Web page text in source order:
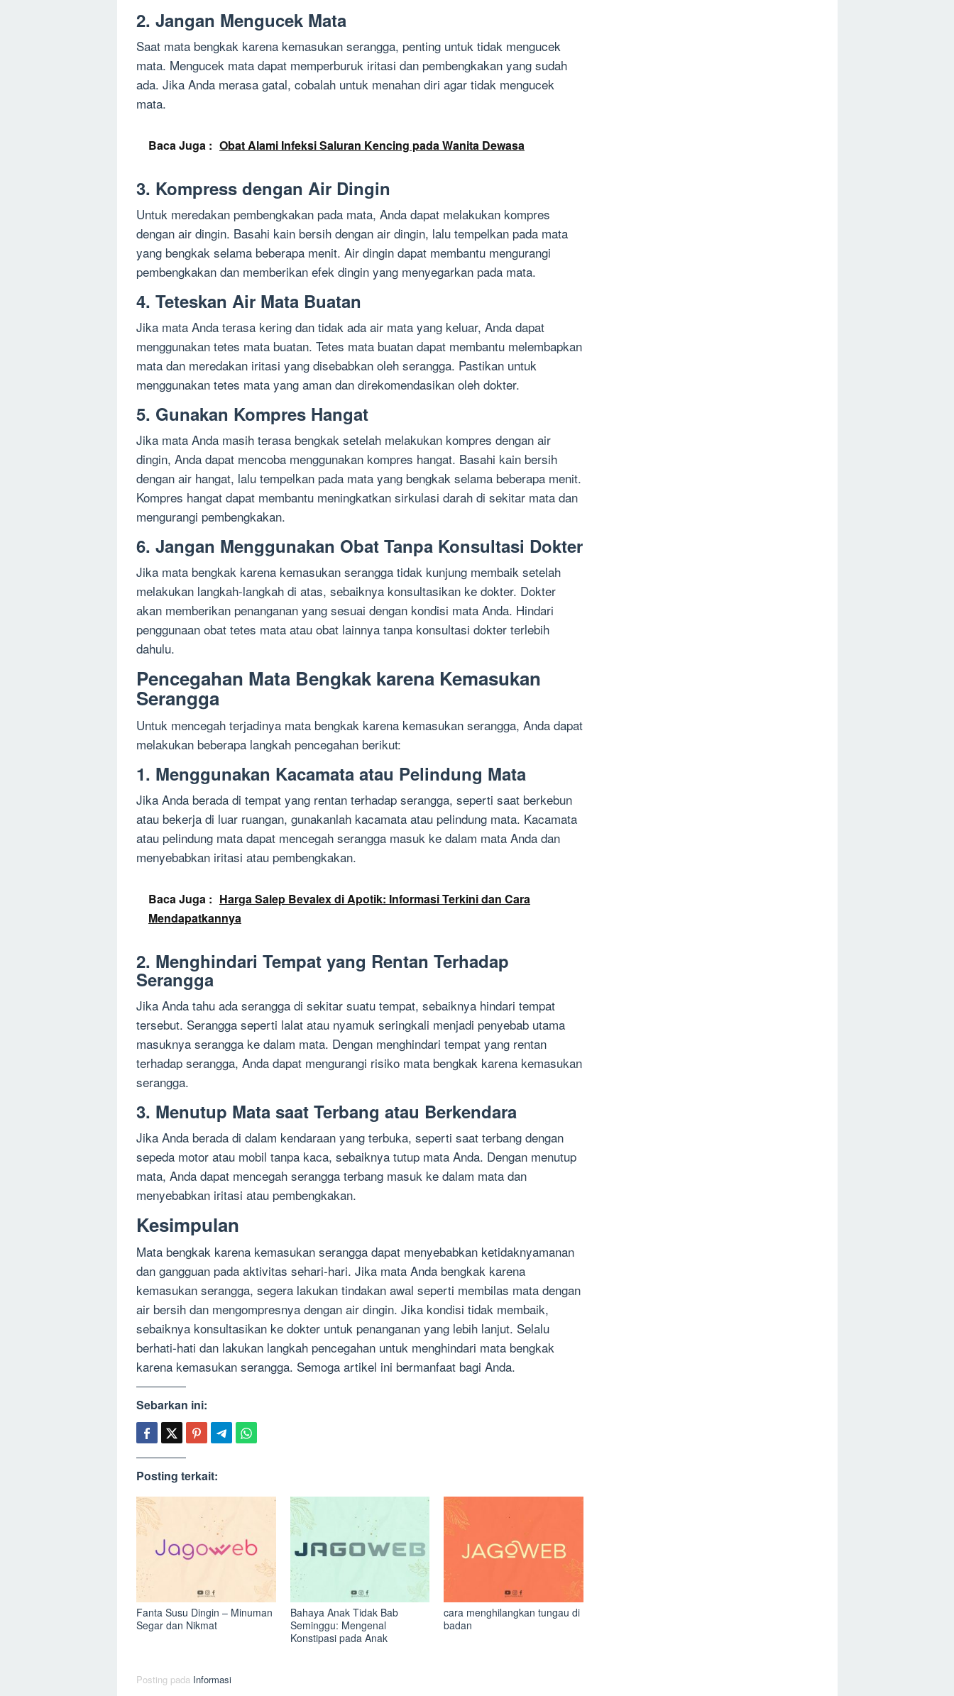
2. Jangan Mengucek Mata
Saat mata bengkak karena kemasukan serangga, penting untuk tidak mengucek
mata. Mengucek mata dapat memperburuk iritasi dan pembengkakan yang sudah
ada. Jika Anda merasa gatal, cobalah untuk menahan diri agar tidak mengucek
mata.
Baca Juga : Obat Alami Infeksi Saluran Kencing pada Wanita Dewasa
3. Kompress dengan Air Dingin
Untuk meredakan pembengkakan pada mata, Anda dapat melakukan kompres
dengan air dingin. Basahi kain bersih dengan air dingin, lalu tempelkan pada mata
yang bengkak selama beberapa menit. Air dingin dapat membantu mengurangi
pembengkakan dan memberikan efek dingin yang menyegarkan pada mata.
4. Teteskan Air Mata Buatan
Jika mata Anda terasa kering dan tidak ada air mata yang keluar, Anda dapat
menggunakan tetes mata buatan. Tetes mata buatan dapat membantu melembapkan
mata dan meredakan iritasi yang disebabkan oleh serangga. Pastikan untuk
menggunakan tetes mata yang aman dan direkomendasikan oleh dokter.
5. Gunakan Kompres Hangat
Jika mata Anda masih terasa bengkak setelah melakukan kompres dengan air
dingin, Anda dapat mencoba menggunakan kompres hangat. Basahi kain bersih
dengan air hangat, lalu tempelkan pada mata yang bengkak selama beberapa menit.
Kompres hangat dapat membantu meningkatkan sirkulasi darah di sekitar mata dan
mengurangi pembengkakan.
6. Jangan Menggunakan Obat Tanpa Konsultasi Dokter
Jika mata bengkak karena kemasukan serangga tidak kunjung membaik setelah
melakukan langkah-langkah di atas, sebaiknya konsultasikan ke dokter. Dokter
akan memberikan penanganan yang sesuai dengan kondisi mata Anda. Hindari
penggunaan obat tetes mata atau obat lainnya tanpa konsultasi dokter terlebih
dahulu.
Pencegahan Mata Bengkak karena Kemasukan
Serangga
Untuk mencegah terjadinya mata bengkak karena kemasukan serangga, Anda dapat
melakukan beberapa langkah pencegahan berikut:
1. Menggunakan Kacamata atau Pelindung Mata
Jika Anda berada di tempat yang rentan terhadap serangga, seperti saat berkebun
atau bekerja di luar ruangan, gunakanlah kacamata atau pelindung mata. Kacamata
atau pelindung mata dapat mencegah serangga masuk ke dalam mata Anda dan
menyebabkan iritasi atau pembengkakan.
Baca Juga : Harga Salep Bevalex di Apotik: Informasi Terkini dan Cara
Mendapatkannya
2. Menghindari Tempat yang Rentan Terhadap
Serangga
Jika Anda tahu ada serangga di sekitar suatu tempat, sebaiknya hindari tempat
tersebut. Serangga seperti lalat atau nyamuk seringkali menjadi penyebab utama
masuknya serangga ke dalam mata. Dengan menghindari tempat yang rentan
terhadap serangga, Anda dapat mengurangi risiko mata bengkak karena kemasukan
serangga.
3. Menutup Mata saat Terbang atau Berkendara
Jika Anda berada di dalam kendaraan yang terbuka, seperti saat terbang dengan
sepeda motor atau mobil tanpa kaca, sebaiknya tutup mata Anda. Dengan menutup
mata, Anda dapat mencegah serangga terbang masuk ke dalam mata dan
menyebabkan iritasi atau pembengkakan.
Kesimpulan
Mata bengkak karena kemasukan serangga dapat menyebabkan ketidaknyamanan
dan gangguan pada aktivitas sehari-hari. Jika mata Anda bengkak karena
kemasukan serangga, segera lakukan tindakan awal seperti membilas mata dengan
air bersih dan mengompresnya dengan air dingin. Jika kondisi tidak membaik,
sebaiknya konsultasikan ke dokter untuk penanganan yang lebih lanjut. Selalu
berhati-hati dan lakukan langkah pencegahan untuk menghindari mata bengkak
karena kemasukan serangga. Semoga artikel ini bermanfaat bagi Anda.
Sebarkan ini:
Posting terkait:
Fanta Susu Dingin – Minuman
Segar dan Nikmat
Bahaya Anak Tidak Bab
Seminggu: Mengenal
Konstipasi pada Anak
cara menghilangkan tungau di
badan
Posting pada Informasi